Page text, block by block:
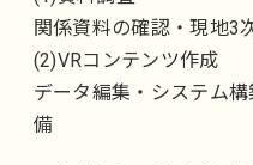
関係資料の確認・現地3
(2)VRコンテンツ作成
データ編集・システム
備